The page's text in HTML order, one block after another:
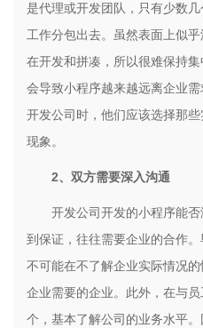
是代理或开发团队，只有少数
工作分包出去。虽然表面上似
在开发和拼凑，所以很难保持
会导致小程序越来越远离企业
开发公司时，他们应该选择那
现象。
2、双方需要深入沟通
开发公司开发的小程序能
到保证，往往需要企业的合作
不可能在不了解企业实际情况
企业需要的企业。此外，在与
个，基本了解公司的业务水平